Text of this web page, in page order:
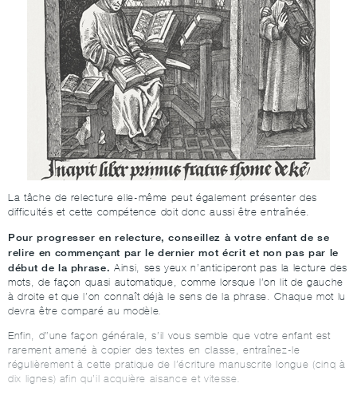
La tâche de relecture elle-même peut également présenter des
difficultés et cette compétence doit donc aussi être entraînée.
Pour progresser en relecture, conseillez à votre enfant de se
relire en commençant par le dernier mot écrit et non pas par le
début de la phrase. Ainsi, ses yeux n’anticiperont pas la lecture des
mots, de façon quasi automatique, comme lorsque l’on lit de gauche
à droite et que l’on connaît déjà le sens de la phrase. Chaque mot lu
devra être comparé au modèle.
Enfin, d’’une façon générale, s’il vous semble que votre enfant est
rarement amené à copier des textes en classe, entraînez-le
régulièrement à cette pratique de l’écriture manuscrite longue (cinq à
dix lignes) afin qu’il acquière aisance et vitesse.